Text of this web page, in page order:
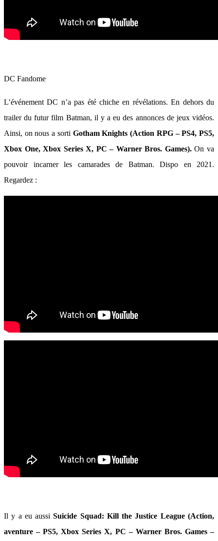
DC Fandome
L’événement DC n’a pas été chiche en révélations. En dehors du
trailer du futur film Batman, il y a eu des annonces de jeux vidéos.
Ainsi, on nous a sorti Gotham Knights (Action RPG – PS4, PS5,
Xbox One, Xbox Series X, PC – Warner Bros. Games).On va
pouvoir incarner les camarades de Batman. Dispo en 2021.
Regardez :
Il y a eu aussiSuicide Squad: Kill the Justice League (Action,
aventure – PS5, Xbox Series X, PC – Warner Bros. Games –